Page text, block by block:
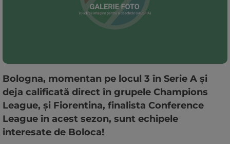
Bologna, momentan pe locul 3 în Serie A și
deja calificată direct în grupele Champions
League, și Fiorentina, finalista Conference
League în acest sezon, sunt echipele
interesate de Boloca!